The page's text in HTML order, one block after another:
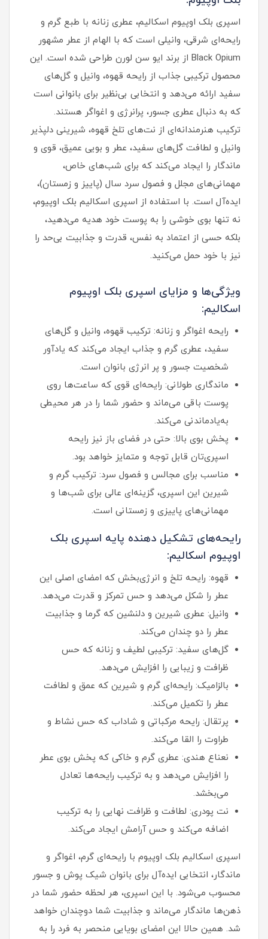
اسپری بلک اوپیوم اسکالیم، عطری زنانه با طبع گرم و
رایحه‌ای شرقی، وانیلی است که با الهام از عطر مشهور
Black Opium از برند ایو سن لورن طراحی شده است. این
محصول ترکیبی جذاب از رایحه قهوه، وانیل و گل‌های
سفید ارائه می‌دهد و انتخابی بی‌نظیر برای بانوانی است
که به دنبال عطری جسور، پرانرژی و اغواگر هستند.
ترکیب هنرمندانه‌ای از نت‌های تلخ قهوه، شیرینی دلپذیر
وانیل و لطافت گل‌های سفید، عطر و بویی عمیق، قوی و
ماندگار را ایجاد می‌کند که برای شب‌های خاص،
مهمانی‌های مجلل و فصول سرد سال (پاییز و زمستان)،
ایده‌آل است. با استفاده از اسپری اسکالیم بلک اوپیوم،
نه تنها بوی خوشی را به پوست خود هدیه می‌دهید،
بلکه حسی از اعتماد به نفس، قدرت و جذابیت بی‌حد را
نیز با خود حمل می‌کنید.
ویژگی‌ها و مزایای اسپری بلک اوپیوم
اسکالیم:
رایحه اغواگر و زنانه: ترکیب قهوه، وانیل و گل‌های
سفید، عطری گرم و جذاب ایجاد می‌کند که یادآور
شخصیت جسور و پر انرژی بانوان است.
ماندگاری طولانی: رایحه‌ای قوی که ساعت‌ها روی
پوست باقی می‌ماند و حضور شما را در هر محیطی
به‌یادماندنی می‌کند.
پخش بوی بالا: حتی در فضای باز نیز رایحه
اسپری‌تان قابل توجه و متمایز خواهد بود.
مناسب برای مجالس و فصول سرد: ترکیب گرم و
شیرین این اسپری، گزینه‌ای عالی برای شب‌ها و
مهمانی‌های پاییزی و زمستانی است.
رایحه‌های تشکیل دهنده پایه اسپری بلک
اوپیوم اسکالیم:
قهوه: رایحه تلخ و انرژی‌بخش که امضای اصلی این
عطر را شکل می‌دهد و حس تمرکز و قدرت می‌دهد.
وانیل: عطری شیرین و دلنشین که گرما و جذابیت
عطر را دو چندان می‌کند.
گل‌های سفید: ترکیبی لطیف و زنانه که حس
ظرافت و زیبایی را افزایش می‌دهد.
بالزامیک: رایحه‌ای گرم و شیرین که عمق و لطافت
عطر را تکمیل می‌کند.
پرتقال: رایحه مرکباتی و شاداب که حس نشاط و
طراوت را القا می‌کند.
نعناع هندی: عطری گرم و خاکی که پخش بوی عطر
را افزایش می‌دهد و به ترکیب رایحه‌ها تعادل
می‌بخشد.
نت پودری: لطافت و ظرافت نهایی را به ترکیب
اضافه می‌کند و حس آرامش ایجاد می‌کند.
اسپری اسکالیم بلک اوپیوم با رایحه‌ای گرم، اغواگر و
ماندگار، انتخابی ایده‌آل برای بانوان شیک‌ پوش و جسور
محسوب می‌شود. با این اسپری، هر لحظه حضور شما در
ذهن‌ها ماندگار می‌ماند و جذابیت شما دوچندان خواهد
شد. همین حالا این امضای بویایی منحصر به فرد را به